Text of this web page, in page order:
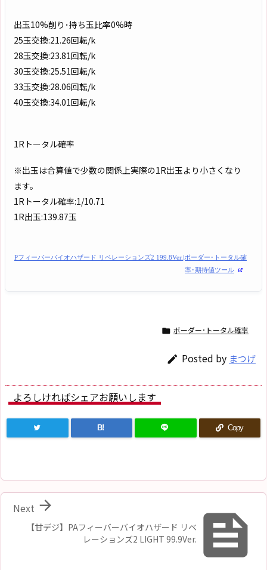
出玉10%削り･持ち玉比率0%時
25玉交換:21.26回転/k
28玉交換:23.81回転/k
30玉交換:25.51回転/k
33玉交換:28.06回転/k
40玉交換:34.01回転/k
1Rトータル確率
※出玉は合算値で少数の関係上実際の1R出玉より小さくなり
ます。
1Rトータル確率:1/10.71
1R出玉:139.87玉
Pフィーバーバイオハザード リベレーションズ2 199.8Ver.|ボーダー･トータル確
率･期待値ツール
 ボーダー･トータル確率
 Posted by まつげ
よろしければシェアお願いします
B! Copy

【甘デジ】PAフィーバーバイオハザード リベ
レーションズ2 LIGHT 99.9Ver.

Next